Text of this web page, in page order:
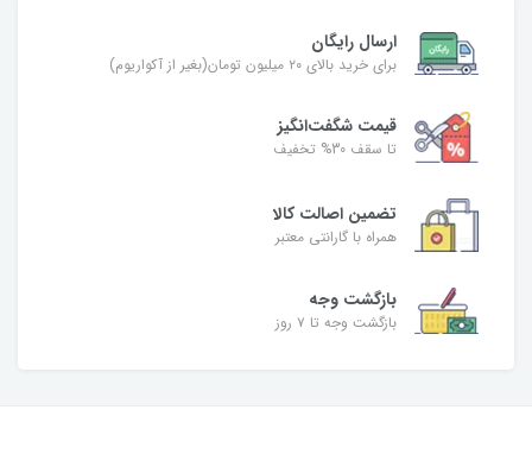
ارسال رایگان
برای خرید بالای ۲۰ میلیون تومان(بغیر از آکواریوم)
قیمت شگفت‌انگیز
تا سقف 30% تخفیف
تضمین اصالت کالا
همراه با گارانتی معتبر
بازگشت وجه
بازگشت وجه تا ۷ روز